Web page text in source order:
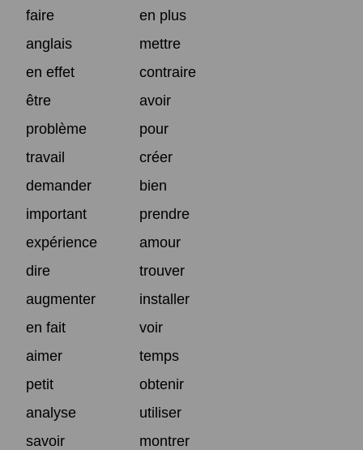
faire
en plus
anglais
mettre
en effet
contraire
être
avoir
problème
pour
travail
créer
demander
bien
important
prendre
expérience
amour
dire
trouver
augmenter
installer
en fait
voir
aimer
temps
petit
obtenir
analyse
utiliser
savoir
montrer